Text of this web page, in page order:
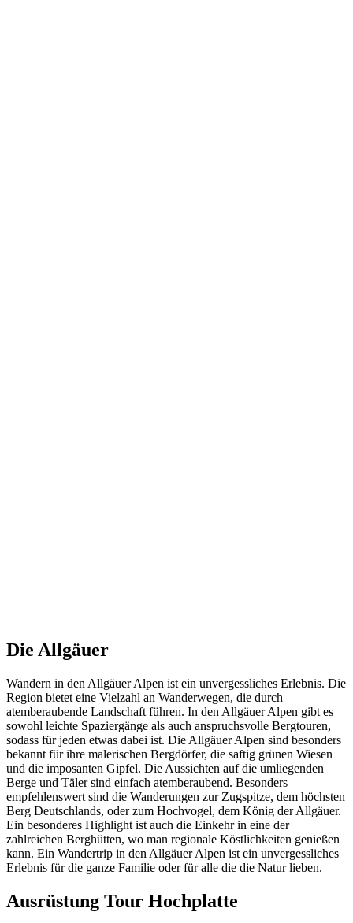
Die Allgäuer
Wandern in den Allgäuer Alpen ist ein unvergessliches Erlebnis. Die
Region bietet eine Vielzahl an Wanderwegen, die durch
atemberaubende Landschaft führen. In den Allgäuer Alpen gibt es
sowohl leichte Spaziergänge als auch anspruchsvolle Bergtouren,
sodass für jeden etwas dabei ist. Die Allgäuer Alpen sind besonders
bekannt für ihre malerischen Bergdörfer, die saftig grünen Wiesen
und die imposanten Gipfel. Die Aussichten auf die umliegenden
Berge und Täler sind einfach atemberaubend. Besonders
empfehlenswert sind die Wanderungen zur Zugspitze, dem höchsten
Berg Deutschlands, oder zum Hochvogel, dem König der Allgäuer.
Ein besonderes Highlight ist auch die Einkehr in eine der
zahlreichen Berghütten, wo man regionale Köstlichkeiten genießen
kann. Ein Wandertrip in den Allgäuer Alpen ist ein unvergessliches
Erlebnis für die ganze Familie oder für alle die die Natur lieben.
Ausrüstung Tour Hochplatte